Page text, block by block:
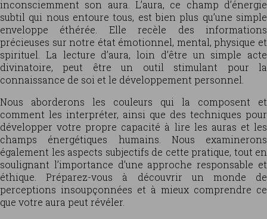
inconsciemment son aura. L’aura, ce champ d’énergie
subtil qui nous entoure tous, est bien plus qu’une simple
enveloppe éthérée. Elle recèle des informations
précieuses sur notre état émotionnel, mental, physique et
spirituel. La lecture d’aura, loin d’être un simple acte
divinatoire, peut être un outil stimulant pour la
connaissance de soi et le développement personnel.
Nous aborderons les couleurs qui la composent et
comment les interpréter, ainsi que des techniques pour
développer votre propre capacité à lire les auras et les
champs énergétiques humains. Nous examinerons
également les aspects subjectifs de cette pratique, tout en
soulignant l’importance d’une approche responsable et
éthique. Préparez-vous à découvrir un monde de
perceptions insoupçonnées et à mieux comprendre ce
que votre aura peut révéler.